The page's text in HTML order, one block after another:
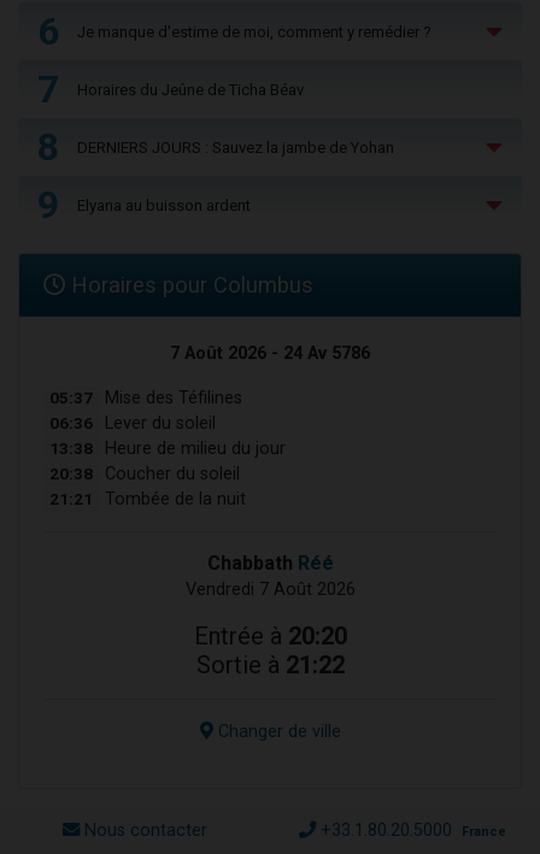
6 Je manque d'estime de moi, comment y remédier ?
7 Horaires du Jeûne de Ticha Béav
8 DERNIERS JOURS : Sauvez la jambe de Yohan
9 Elyana au buisson ardent
Horaires pour Columbus
7 Août 2026 - 24 Av 5786
05:37 Mise des Téfilines
06:36 Lever du soleil
13:38 Heure de milieu du jour
20:38 Coucher du soleil
21:21 Tombée de la nuit
Chabbath Réé
Vendredi 7 Août 2026
Entrée à 20:20
Sortie à 21:22
Changer de ville
Nous contacter +33.1.80.20.5000 France